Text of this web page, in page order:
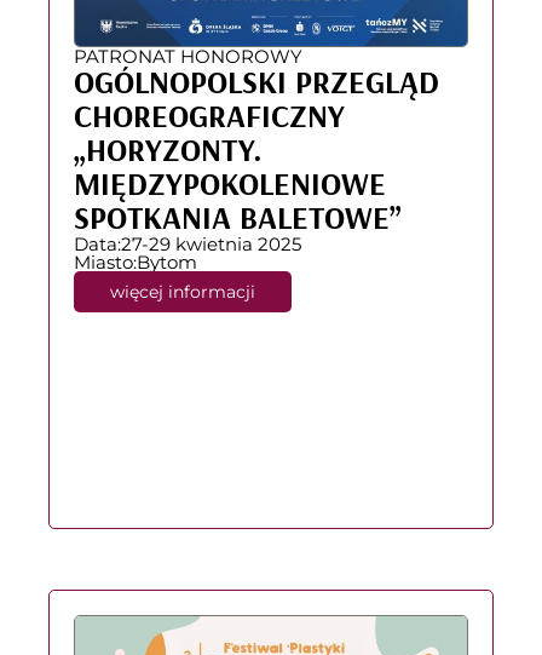
PATRONAT HONOROWY
OGÓLNOPOLSKI PRZEGLĄD
CHOREOGRAFICZNY
„HORYZONTY.
MIĘDZYPOKOLENIOWE
SPOTKANIA BALETOWE”
Data:27-29 kwietnia 2025
Miasto:Bytom
więcej informacji